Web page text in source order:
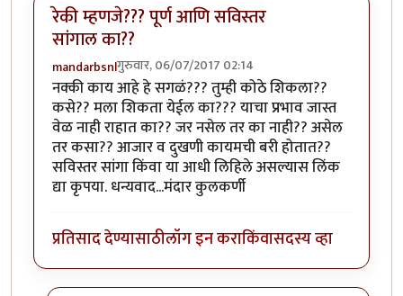
रेकी म्हणजे??? पूर्ण आणि सविस्तर
सांगाल का??
mandarbsnlगुरुवार, 06/07/2017 02:14
नक्की काय आहे हे सगळं??? तुम्ही कोठे शिकला??
कसे?? मला शिकता येईल का??? याचा प्रभाव जास्त
वेळ नाही राहात का?? जर नसेल तर का नाही‍?? असेल
तर कसा?? आजार व दुखणी कायमची बरी होतात??
सविस्तर सांगा किंवा या आधी लिहिले असल्यास लिंक
द्या कृपया. धन्यवाद...मंदार कुलकर्णी
प्रतिसाद देण्यासाठीलॉग इन कराकिंवासदस्य व्हा